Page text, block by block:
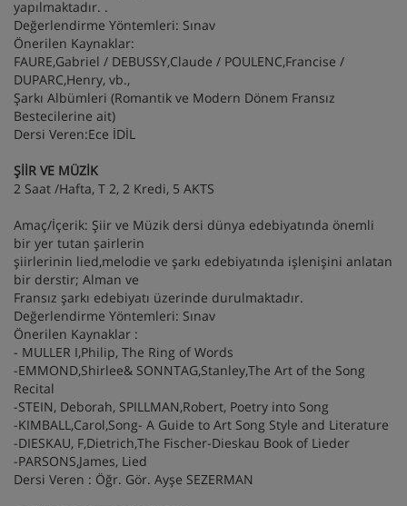
yapılmaktadır. .
Değerlendirme Yöntemleri: Sınav
Önerilen Kaynaklar:
FAURE,Gabriel / DEBUSSY,Claude / POULENC,Francise /
DUPARC,Henry, vb.,
Şarkı Albümleri (Romantik ve Modern Dönem Fransız
Bestecilerine ait)
Dersi Veren:Ece İDİL
ŞİİR VE MÜZİK
2 Saat /Hafta, T 2, 2 Kredi, 5 AKTS
Amaç/İçerik: Şiir ve Müzik dersi dünya edebiyatında önemli
bir yer tutan şairlerin
şiirlerinin lied,melodie ve şarkı edebiyatında işlenişini anlatan
bir derstir; Alman ve
Fransız şarkı edebiyatı üzerinde durulmaktadır.
Değerlendirme Yöntemleri: Sınav
Önerilen Kaynaklar :
- MULLER I,Philip, The Ring of Words
-EMMOND,Shirlee& SONNTAG,Stanley,The Art of the Song
Recital
-STEIN, Deborah, SPILLMAN,Robert, Poetry into Song
-KIMBALL,Carol,Song- A Guide to Art Song Style and Literature
-DIESKAU, F,Dietrich,The Fischer-Dieskau Book of Lieder
-PARSONS,James, Lied
Dersi Veren : Öğr. Gör. Ayşe SEZERMAN